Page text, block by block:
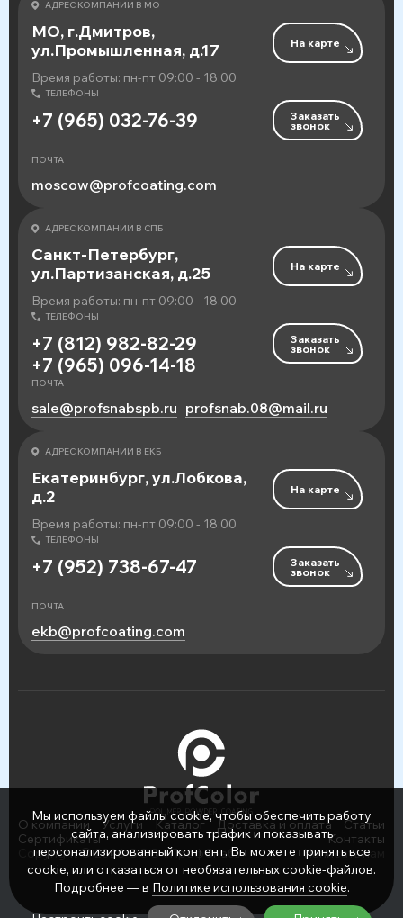
АДРЕС КОМПАНИИ В МО
МО, г.Дмитров,
ул.Промышленная, д.17
Время работы: пн-пт 09:00 - 18:00
На карте
ТЕЛЕФОНЫ
+7 (965) 032-76-39 Заказать
звонок
ПОЧТА
moscow@profcoating.com
АДРЕС КОМПАНИИ В СПБ
Санкт-Петербург,
ул.Партизанская, д.25
Время работы: пн-пт 09:00 - 18:00
На карте
ТЕЛЕФОНЫ
+7 (812) 982-82-29
+7 (965) 096-14-18
Заказать
звонок
ПОЧТА
sale@profsnabspb.ru profsnab.08@mail.ru
АДРЕС КОМПАНИИ В ЕКБ
Екатеринбург, ул.Лобкова,
д.2
Время работы: пн-пт 09:00 - 18:00
На карте
ТЕЛЕФОНЫ
+7 (952) 738-67-47 Заказать
звонок
ПОЧТА
ekb@profcoating.com
О компании Услуги Каталог Доставка и оплата
Статьи
Сертификаты
Контакты
Copyright © 2026 ООО «ПрофСнаб»
Написать нам
Мы используем файлы cookie, чтобы обеспечить работу
сайта, анализировать трафик и показывать
персонализированный контент. Вы можете принять все
cookie, или отказаться от необязательных cookie-файлов.
Подробнее — в Политике использования cookie.